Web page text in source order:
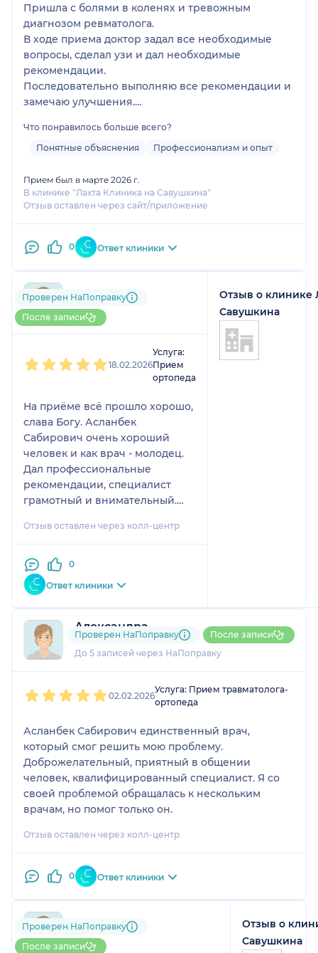
Пришла с болями в коленях и тревожным
диагнозом ревматолога.
В ходе приема доктор задал все необходимые
вопросы, сделал узи и дал необходимые
рекомендации.
Последовательно выполняю все рекомендации и
замечаю улучшения.
Рекомендую доктора, как опытного
профессионала, внимательного и
P.S. диагноз ревматолога не подтвердился
Что понравилось больше всего?
Понятные объяснения
Профессионализм и опыт
Прием был в марте 2026 г.
В клинике "Лахта Клиника на Савушкина"
Отзыв оставлен через сайт/приложение
0 Ответ клиники
791....@....ru
1 отзыв
Проверен НаПоправку
После записи
18.02.2026
Услуга:
Прием
ортопеда
На приёме всё прошло хорошо,
слава Богу. Асланбек
Сабирович очень хороший
человек и как врач - молодец.
Дал профессиональные
рекомендации, специалист
грамотный и внимательный.
уже потом остановились
Приёмом остались довольны,
впечатление положительное.
Сама клиника тоже
нормально, сотрудники
молодцы. Оценка приёму самая
высокая.
Отзыв оставлен через колл-центр
0
Ответ клиники
Отзыв о клинике
Савушкина
Александра
1 отзыв
До 5 записей через НаПоправку
Проверен НаПоправку После записи
02.02.2026
Услуга: Прием травматолога-
ортопеда
Асланбек Сабирович единственный врач,
который смог решить мою проблему.
Доброжелательный, приятный в общении
человек, квалифицированный специалист. Я со
своей проблемой обращалась к нескольким
врачам, но помог только он.
Отзыв оставлен через колл-центр
0 Ответ клиники
792....@....ru
1 отзыв
Проверен НаПоправку
После записи
Отзыв о
Савушкина